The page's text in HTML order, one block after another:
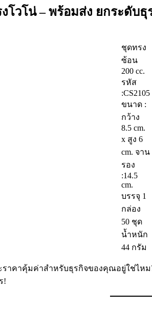
โวโน่ – พร้อมส่ง ยกระดับ
ชุดทรง
ซ้อน
200 cc.
รหัส
:CS2105
ขนาด :
กว้าง
8.5 cm.
x สูง 6
cm. จาน
รอง
:14.5
cm.
บรรจุ 1
กล่อง
50 ชุด
น้ำหนัก
44 กรัม
คาคุ้มค่าสำหรับธุรกิจของคุณอยู่ใช่ไหม
!